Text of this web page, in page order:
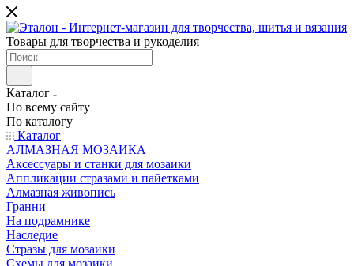
Товары для творчества и рукоделия
Каталог
По всему сайту
По каталогу
Каталог
АЛМАЗНАЯ МОЗАИКА
Аксессуары и станки для мозаики
Аппликации стразами и пайетками
Алмазная живопись
Гранни
На подрамнике
Наследие
Стразы для мозаики
Схемы для мозаики